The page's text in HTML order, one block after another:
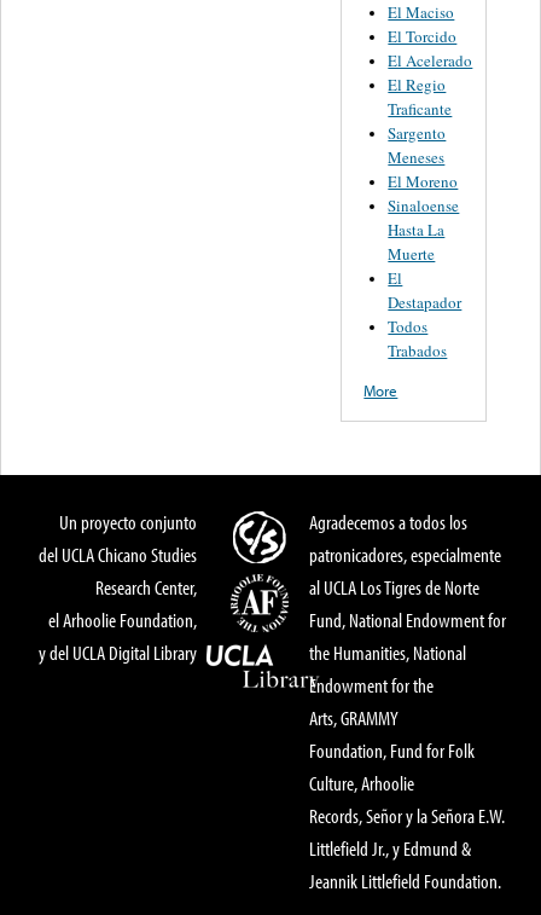
El Maciso
El Torcido
El Acelerado
El Regio
Traficante
Sargento
Meneses
El Moreno
Sinaloense
Hasta La
Muerte
El
Destapador
Todos
Trabados
More
Un proyecto conjunto
del UCLA Chicano Studies
Research Center,
el Arhoolie Foundation,
y del UCLA Digital Library
Agradecemos a todos los
patronicadores, especialmente
al UCLA Los Tigres de Norte
Fund, National Endowment for
the Humanities, National
Endowment for the
Arts, GRAMMY
Foundation, Fund for Folk
Culture, Arhoolie
Records, Señor y la Señora E.W.
Littlefield Jr., y Edmund &
Jeannik Littlefield Foundation.